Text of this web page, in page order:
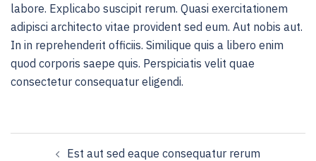
labore. Explicabo suscipit rerum. Quasi exercitationem
adipisci architecto vitae provident sed eum. Aut nobis aut.
In in reprehenderit officiis. Similique quis a libero enim
quod corporis saepe quis. Perspiciatis velit quae
consectetur consequatur eligendi.
Est aut sed eaque consequatur rerum